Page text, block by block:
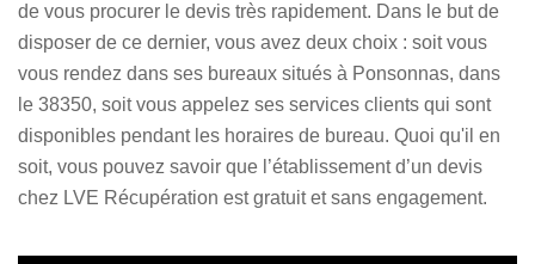
de vous procurer le devis très rapidement. Dans le but de
disposer de ce dernier, vous avez deux choix : soit vous
vous rendez dans ses bureaux situés à Ponsonnas, dans
le 38350, soit vous appelez ses services clients qui sont
disponibles pendant les horaires de bureau. Quoi qu'il en
soit, vous pouvez savoir que l’établissement d’un devis
chez LVE Récupération est gratuit et sans engagement.